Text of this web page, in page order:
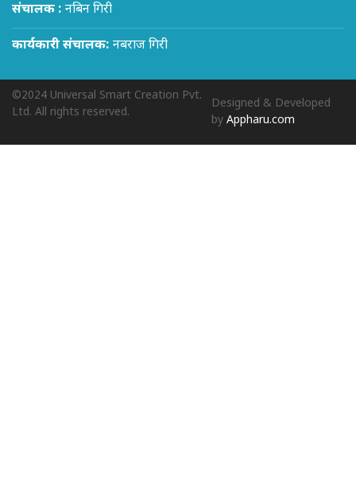
संचालक : नबिन गिरी
कार्यकारी संचालक: नबराज गिरी
©2024 Universal Smart Creation Pvt.
Ltd. All rights reserved.
Designed & Developed
byAppharu.com